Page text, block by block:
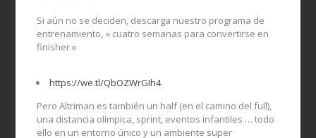
Si aún no se deciden, descarga nuestro programa de
entrenamiento, « cuatro semanas para convertirse en
finisher »
https://we.tl/QbOZWrGIh4
Pero Altriman es también un half (en el camino del full),
una distancia olímpica, sprint, eventos infantiles … todo
ello en un entorno único y un ambiente super